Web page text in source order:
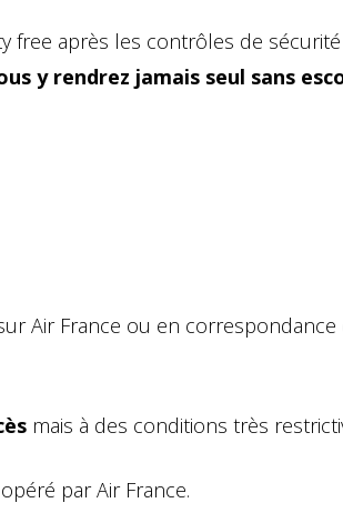
free après les contrôles de
y rendrez jamais seul sans
Air France ou en
mais à des conditions très
par Air France.